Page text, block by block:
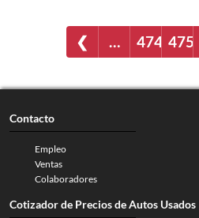
❮ … 474 475
Contacto
Empleo
Ventas
Colaboradores
Cotizador de Precios de Autos Usados